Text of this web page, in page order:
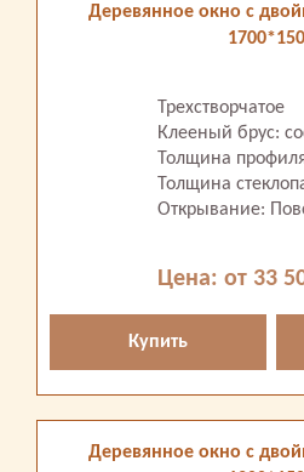
Деревянное окно с
Трехстворчатое
Клееный брус:
Толщина
Толщина
Открывание:
Цена: от 33
Купить
Деревянное окно с